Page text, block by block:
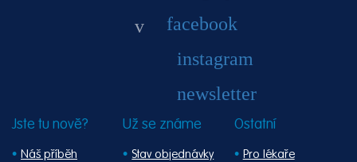
facebook
instagram
newsletter
Jste tu nově?
Náš příběh
Už se známe
Stav objednávky
Ostatní
Pro lékaře